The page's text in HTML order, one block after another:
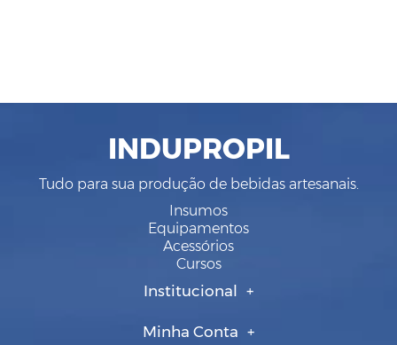
INDUPROPIL
Tudo para sua produção de bebidas artesanais.
Insumos
Equipamentos
Acessórios
Cursos
Institucional
Minha Conta